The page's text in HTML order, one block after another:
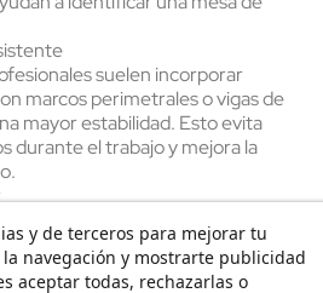
suelen incorporar
marcos perimetrales o vigas de
mayor estabilidad. Esto evita
durante el trabajo y mejora la
y 25 mm de grosor. Los modelos
una mayor resistencia y mejor
y de terceros para mejorar tu
navegación y mostrarte publicidad
aceptar todas, rechazarlas o